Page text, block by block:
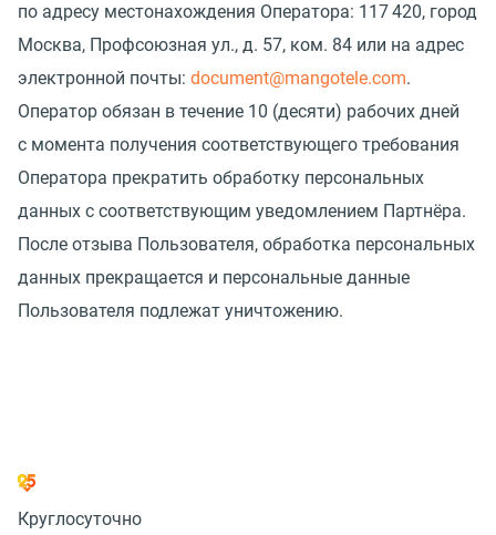
по адресу местонахождения Оператора: 117 420, город
Москва, Профсоюзная ул., д. 57, ком. 84 или на адрес
электронной почты: document@mangotele.com.
Оператор обязан в течение 10 (десяти) рабочих дней
с момента получения соответствующего требования
Оператора прекратить обработку персональных
данных с соответствующим уведомлением Партнёра.
После отзыва Пользователя, обработка персональных
данных прекращается и персональные данные
Пользователя подлежат уничтожению.
Круглосуточно